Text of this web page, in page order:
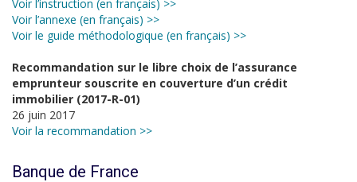
Voir l’instruction (en français) >>
Voir l’annexe (en français) >>
Voir le guide méthodologique (en français) >>
Recommandation sur le libre choix de l’assurance
emprunteur souscrite en couverture d’un crédit
immobilier (2017-R-01)
26 juin 2017
Voir la recommandation >>
Banque de France